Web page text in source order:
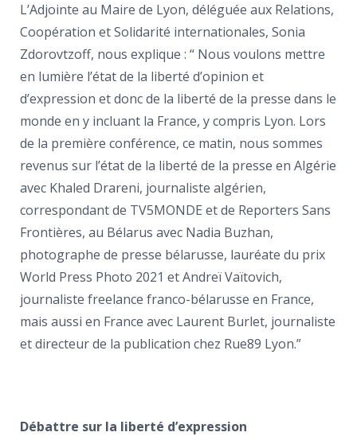
L’Adjointe au Maire de Lyon, déléguée aux Relations,
Coopération et Solidarité internationales, Sonia
Zdorovtzoff, nous explique : “ Nous voulons mettre
en lumière l’état de la liberté d’opinion et
d’expression et donc de la liberté de la presse dans le
monde en y incluant la France, y compris Lyon. Lors
de la première conférence, ce matin, nous sommes
revenus sur l’état de la liberté de la presse en Algérie
avec Khaled Drareni, journaliste algérien,
correspondant de TV5MONDE et de Reporters Sans
Frontières, au Bélarus avec Nadia Buzhan,
photographe de presse bélarusse, lauréate du prix
World Press Photo 2021 et Andreï Vaïtovich,
journaliste freelance franco-bélarusse en France,
mais aussi en France avec Laurent Burlet, journaliste
et directeur de la publication chez Rue89 Lyon.”
Débattre sur la liberté d’expression